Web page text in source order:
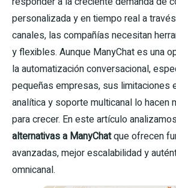
personalizada y en tiempo real a
canales, las compañías necesitan
y flexibles. Aunque ManyChat es una
la automatización conversacional,
pequeñas empresas, sus limitaciones
analítica y soporte multicanal lo hacen
para crecer. En este artículo
alternativas a ManyChatque ofrecen
avanzadas, mejor escalabilidad y
omnicanal.